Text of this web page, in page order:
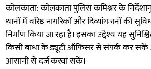
कोलकाता: कोलकाता पुलिस कमिश्नर के
थानों में वरिष्ठ नागरिकों और दिव्यांगजनों की
निर्माण किया जा रहा है। इसका उद्देश्य यह
किसी बाधा के ड्यूटी ऑफिसर से संपर्क कर
आसानी से दर्ज करवा सकें।